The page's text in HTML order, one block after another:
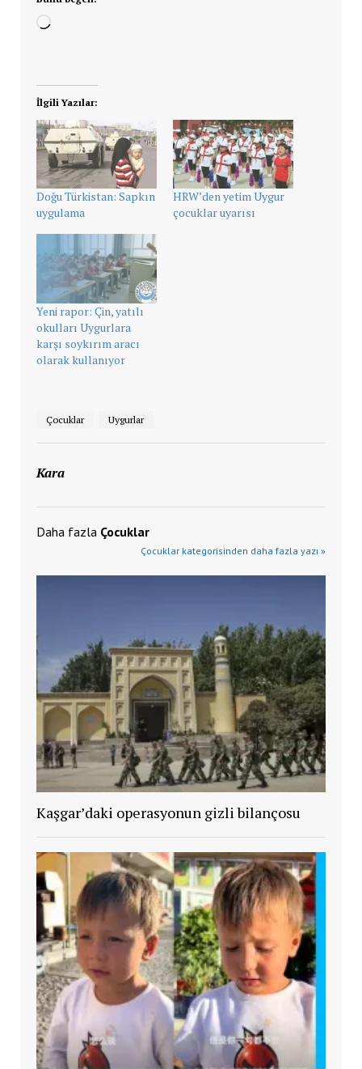
Yükleniyor...
İlgili Yazılar:
Doğu Türkistan: Sapkın
uygulama
HRW’den yetim Uygur
çocuklar uyarısı
Yeni rapor: Çin, yatılı
okulları Uygurlara
karşı soykırım aracı
olarak kullanıyor
Çocuklar Uygurlar
Kara
Daha fazla Çocuklar
Çocuklar kategorisinden daha fazla yazı »
Kaşgar’daki operasyonun gizli bilançosu